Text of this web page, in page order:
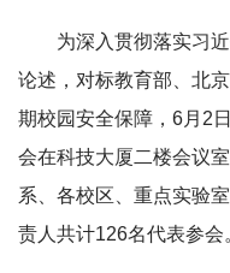
为深入贯彻落实习
论述，对标教育部、北
期校园安全保障，6月2
会在科技大厦二楼会议
系、各校区、重点实验
责人共计126名代表参会